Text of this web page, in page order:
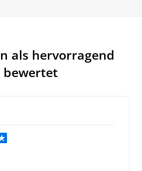
als hervorragend
bewertet